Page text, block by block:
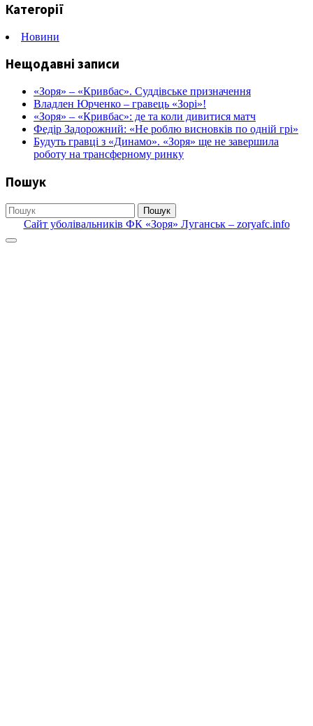
Категорії
Новини
Нещодавні записи
«Зоря» – «Кривбас». Суддівське призначення
Владлен Юрченко – гравець «Зорі»!
«Зоря» – «Кривбас»: де та коли дивитися матч
Федір Задорожний: «Не роблю висновків по одній грі»
Будуть гравці з «Динамо». «Зоря» ще не завершила
роботу на трансферному ринку
Пошук
Пошук
Сайт уболівальників ФК «Зоря» Луганськ – zoryafc.info